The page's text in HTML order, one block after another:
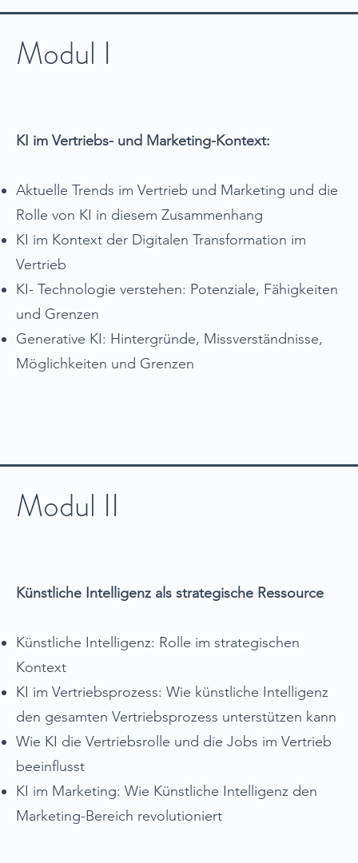
Modul I
KI im Vertriebs- und Marketing-Kontext:
Aktuelle Trends im Vertrieb und Marketing und die
Rolle von KI in diesem Zusammenhang
KI im Kontext der Digitalen Transformation im
Vertrieb
KI- Technologie verstehen: Potenziale, Fähigkeiten
und Grenzen
Generative KI: Hintergründe, Missverständnisse,
Möglichkeiten und Grenzen
Modul II
Künstliche Intelligenz als strategische Ressource
Künstliche Intelligenz: Rolle im strategischen
Kontext
KI im Vertriebsprozess: Wie künstliche Intelligenz
den gesamten Vertriebsprozess unterstützen kann
Wie KI die Vertriebsrolle und die Jobs im Vertrieb
beeinflusst
KI im Marketing: Wie Künstliche Intelligenz den
Marketing-Bereich revolutioniert